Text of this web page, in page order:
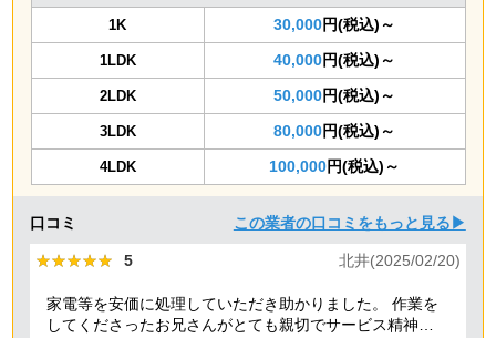
1K 30,000円(税込)～
1LDK 40,000円(税込)～
2LDK 50,000円(税込)～
3LDK 80,000円(税込)～
4LDK 100,000円(税込)～
口コミ この業者の口コミをもっと見る▶
★★★★★
★★★★★ 5 北井(2025/02/20)
家電等を安価に処理していただき助かりました。 作業を
してくださったお兄さんがとても親切でサービス精神溢